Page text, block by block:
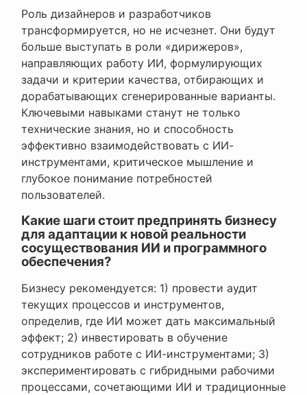
Роль дизайнеров и разработчиков
трансформируется, но не исчезнет. Они будут
больше выступать в роли «дирижеров»,
направляющих работу ИИ, формулирующих
задачи и критерии качества, отбирающих и
дорабатывающих сгенерированные варианты.
Ключевыми навыками станут не только
технические знания, но и способность
эффективно взаимодействовать с ИИ-
инструментами, критическое мышление и
глубокое понимание потребностей
пользователей.
Какие шаги стоит предпринять бизнесу
для адаптации к новой реальности
сосуществования ИИ и программного
обеспечения?
Бизнесу рекомендуется: 1) провести аудит
текущих процессов и инструментов,
определив, где ИИ может дать максимальный
эффект; 2) инвестировать в обучение
сотрудников работе с ИИ-инструментами; 3)
экспериментировать с гибридными рабочими
процессами, сочетающими ИИ и традиционные